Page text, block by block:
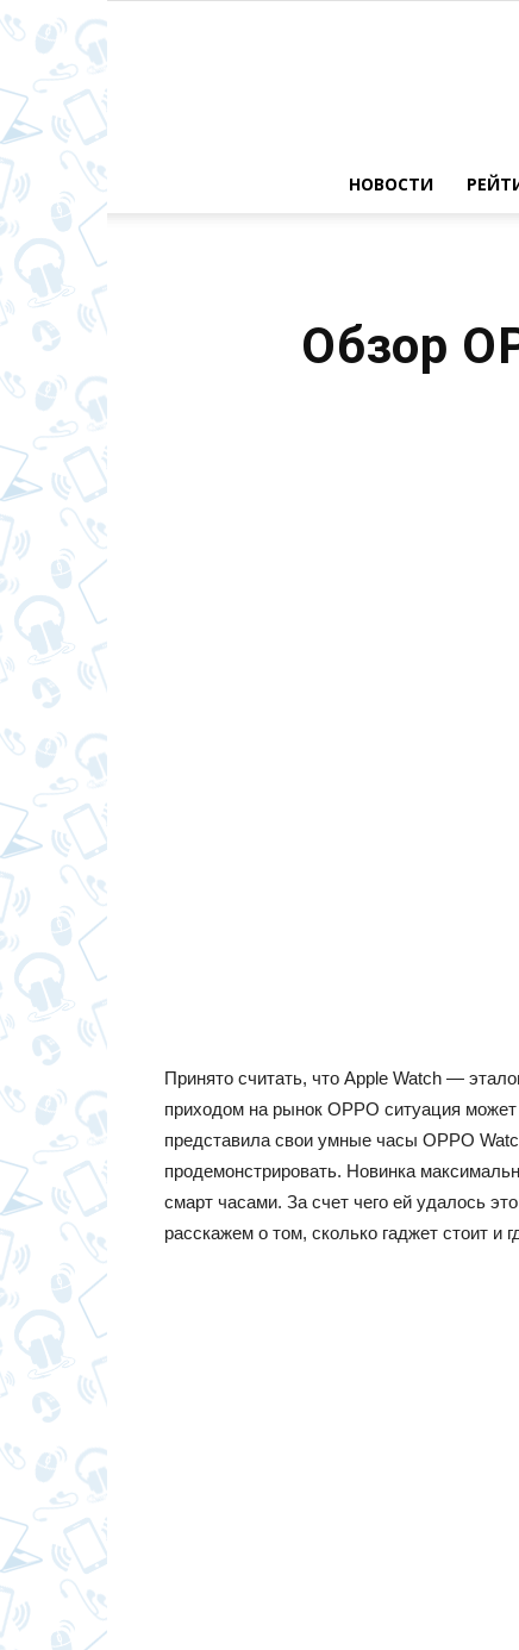
НОВОСТИ
Обзор
Принято считать, что Apple Watch —
приходом на рынок OPPO ситуация
представила свои умные часы OPPO
продемонстрировать. Новинка
смарт часами. За счет чего ей удалось
расскажем о том, сколько гаджет стоит и